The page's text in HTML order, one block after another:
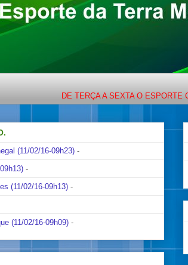
DE TERÇA A SEXTA O ESPORTE COM
(11/02/16-09h23) -
-
(11/02/16-09h13) -
(11/02/16-09h09) -